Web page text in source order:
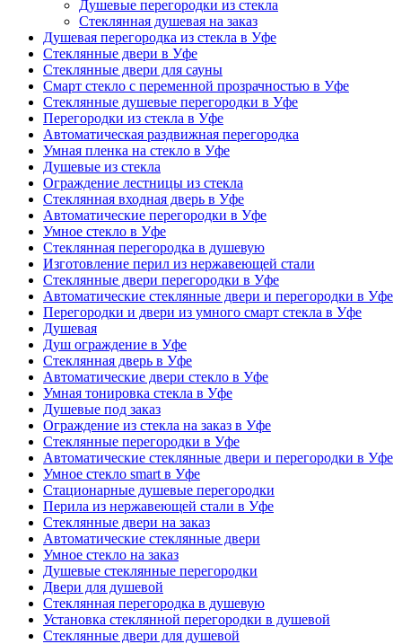
Душевые перегородки из стекла
Стеклянная душевая на заказ
Душевая перегородка из стекла в Уфе
Стеклянные двери в Уфе
Стеклянные двери для сауны
Смарт стекло с переменной прозрачностью в Уфе
Стеклянные душевые перегородки в Уфе
Перегородки из стекла в Уфе
Автоматическая раздвижная перегородка
Умная пленка на стекло в Уфе
Душевые из стекла
Ограждение лестницы из стекла
Стеклянная входная дверь в Уфе
Автоматические перегородки в Уфе
Умное стекло в Уфе
Стеклянная перегородка в душевую
Изготовление перил из нержавеющей стали
Стеклянные двери перегородки в Уфе
Автоматические стеклянные двери и перегородки в Уфе
Перегородки и двери из умного смарт стекла в Уфе
Душевая
Душ ограждение в Уфе
Стеклянная дверь в Уфе
Автоматические двери стекло в Уфе
Умная тонировка стекла в Уфе
Душевые под заказ
Ограждение из стекла на заказ в Уфе
Стеклянные перегородки в Уфе
Автоматические стеклянные двери и перегородки в Уфе
Умное стекло smart в Уфе
Стационарные душевые перегородки
Перила из нержавеющей стали в Уфе
Стеклянные двери на заказ
Автоматические стеклянные двери
Умное стекло на заказ
Душевые стеклянные перегородки
Двери для душевой
Стеклянная перегородка в душевую
Установка стеклянной перегородки в душевой
Стеклянные двери для душевой